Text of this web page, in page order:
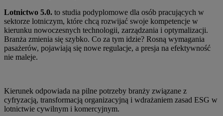
Lotnictwo 5.0. to studia podyplomowe dla osób pracujących w
sektorze lotniczym, które chcą rozwijać swoje kompetencje w
kierunku nowoczesnych technologii, zarządzania i optymalizacji.
Branża zmienia się szybko. Co za tym idzie? Rosną wymagania
pasażerów, pojawiają się nowe regulacje, a presja na efektywność
nie maleje.
Kierunek odpowiada na pilne potrzeby branży związane z
cyfryzacją, transformacją organizacyjną i wdrażaniem zasad ESG w
lotnictwie cywilnym i komercyjnym.